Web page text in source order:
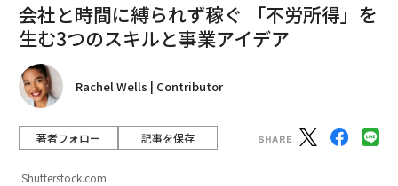
会社と時間に縛られず稼ぐ 「不労所得」を
生む3つのスキルと事業アイデア
Rachel Wells | Contributor
著者フォロー 記事を保存
Shutterstock.com